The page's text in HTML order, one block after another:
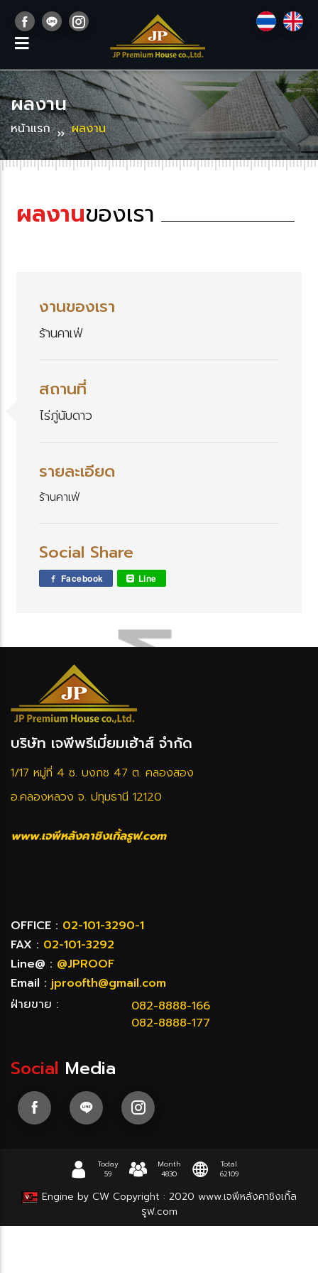
ผลงาน
หน้าแรก ผลงาน
ผลงานของเรา
งานของเรา
ร้านคาเฟ่
สถานที่
ไร่ภู่นับดาว
รายละเอียด
ร้านคาเฟ่
Social Share
Facebook Line
บริษัท เจพีพรีเมี่ยมเฮ้าส์ จำกัด
1/17 หมู่ที่ 4 ซ. บงกช 47 ต. คลองสอง
อ.คลองหลวง จ. ปทุมธานี 12120
www.เจพีหลังคาชิงเกิ้ลรูฟ.com
OFFICE : 02-101-3290-1
FAX : 02-101-3292
Line@ : @JPROOF
Email : jproofth@gmail.com
ฝ่ายขาย :
082-8888-166
082-8888-177
Social Media
Today
59
Month
4830
Total
62109
Engine by CW Copyright : 2020 www.เจพีหลังคาชิงเกิ้ล
รูฟ.com